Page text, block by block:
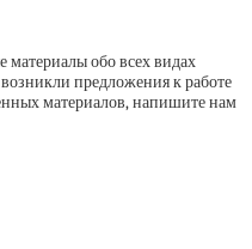
материалы обо всех видах
предложения к работе
материалов, напишите нам